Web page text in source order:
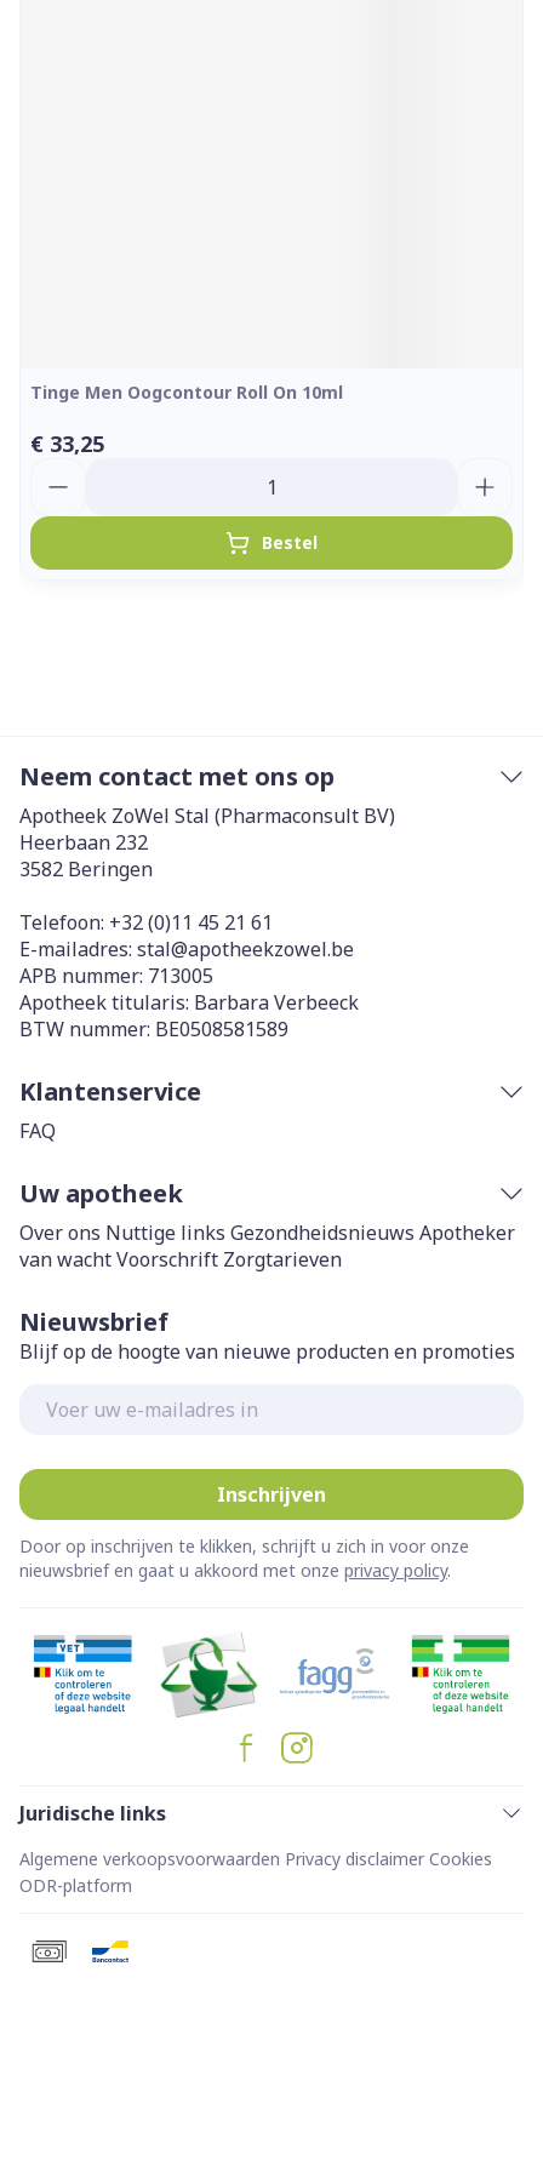
Tinge Men Oogcontour Roll On 10ml
€ 33,25
Bestel
Neem contact met ons op
Apotheek ZoWel Stal (Pharmaconsult BV)
Heerbaan 232
3582 Beringen
Telefoon: +32 (0)11 45 21 61
E-mailadres: stal@apotheekzowel.be
APB nummer: 713005
Apotheek titularis: Barbara Verbeeck
BTW nummer: BE0508581589
Klantenservice
FAQ
Uw apotheek
Over ons Nuttige links Gezondheidsnieuws Apotheker
van wachtVoorschrift Zorgtarieven
Nieuwsbrief
Blijf op de hoogte van nieuwe producten en promoties
Inschrijven
Door op inschrijven te klikken, schrijft u zich in voor onze
nieuwsbrief en gaat u akkoord met onze privacy policy.
Juridische links
Algemene verkoopsvoorwaarden Privacy disclaimer Cookies
ODR-platform